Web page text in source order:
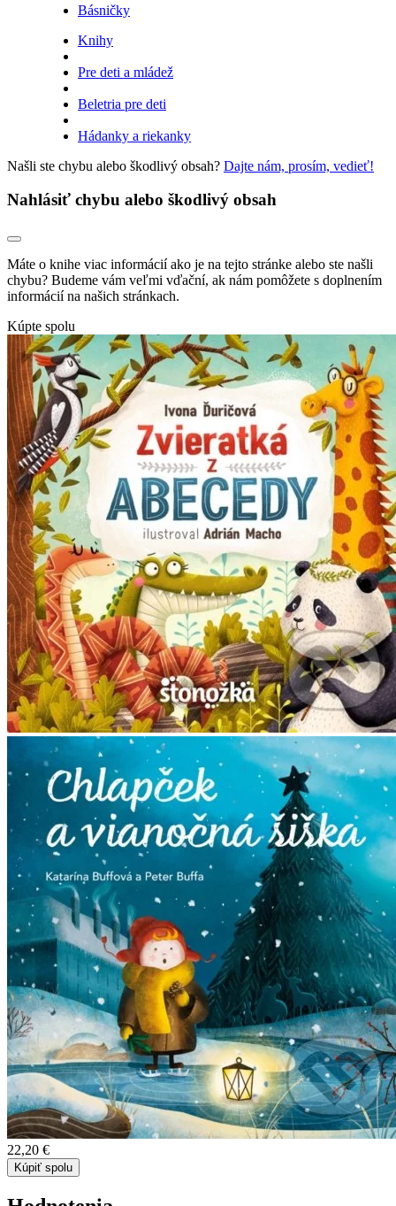
Básničky
Knihy
Pre deti a mládež
Beletria pre deti
Hádanky a riekanky
Našli ste chybu alebo škodlivý obsah? Dajte nám, prosím, vedieť!
Nahlásiť chybu alebo škodlivý obsah
Máte o knihe viac informácií ako je na tejto stránke alebo ste našli
chybu? Budeme vám veľmi vďační, ak nám pomôžete s doplnením
informácií na našich stránkach.
Kúpte spolu
22,20 €
Kúpiť spolu